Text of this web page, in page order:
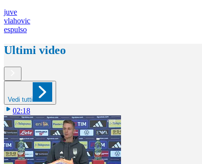
juve
vlahovic
espulso
Ultimi video
Vedi tutti
02:18